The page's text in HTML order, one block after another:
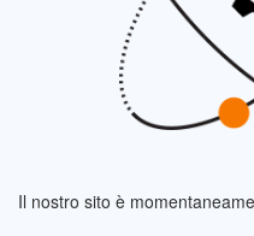
Il nostro sito è